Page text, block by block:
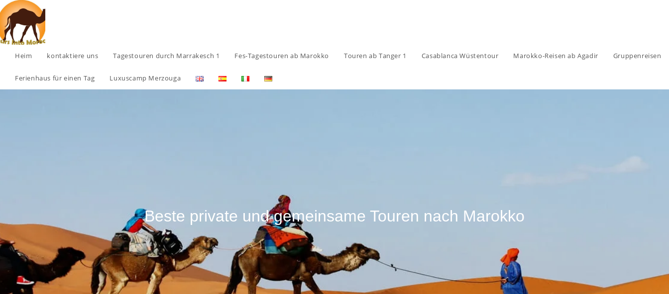
Heim kontaktiere uns Tagestouren durch Marrakesch 1 Fes-Tagestouren ab Marokko Touren ab Tanger 1 Casablanca Wüstentour Marokko-Reisen ab Agadir Gruppenreisen
Ferienhaus für einen Tag Luxuscamp Merzouga
Beste private und gemeinsame Touren nach Marokko